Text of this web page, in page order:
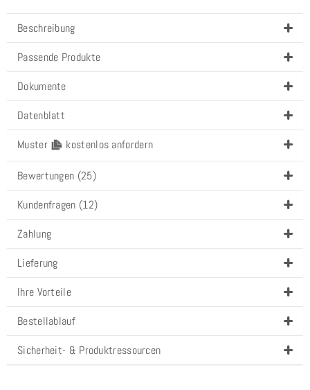
Beschreibung
Passende Produkte
Dokumente
Datenblatt
Muster kostenlos anfordern
Bewertungen (25)
Kundenfragen (12)
Zahlung
Lieferung
Ihre Vorteile
Bestellablauf
Sicherheit- & Produktressourcen